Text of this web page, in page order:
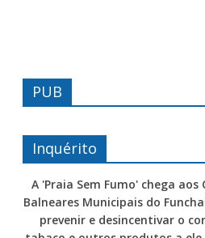
PUB
Inquérito
A 'Praia Sem Fumo' chega aos
Balneares Municipais do
prevenir e desincentivar o